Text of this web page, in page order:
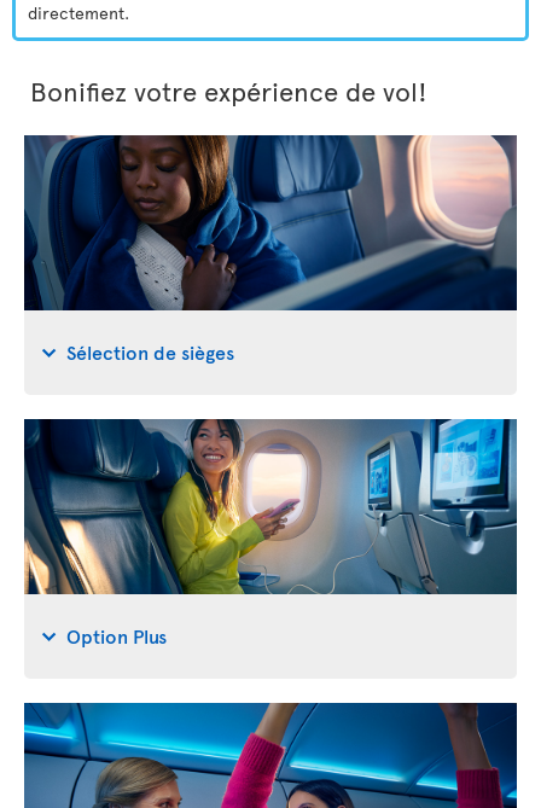
directement.
Bonifiez votre expérience de vol!
Sélection de sièges
Option Plus